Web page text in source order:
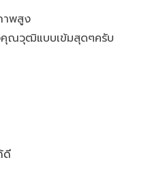
าพสูง
คุณวุฒิแบบเข้มสุดๆครับ
ดี